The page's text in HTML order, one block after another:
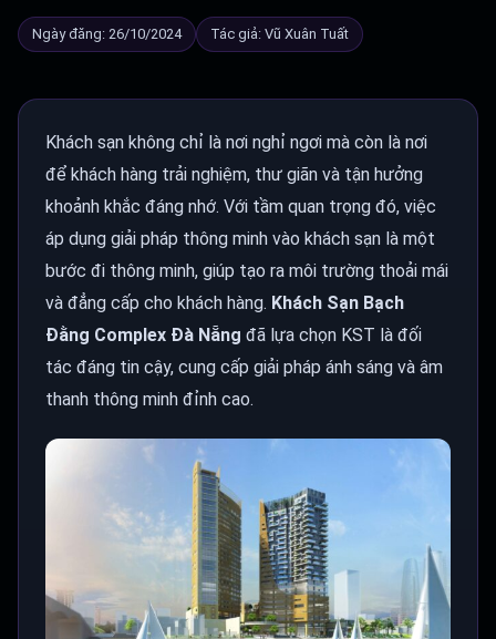
Ngày đăng: 26/10/2024 Tác giả: Vũ Xuân Tuất
Khách sạn không chỉ là nơi nghỉ ngơi mà còn là nơi
để khách hàng trải nghiệm, thư giãn và tận hưởng
khoảnh khắc đáng nhớ. Với tầm quan trọng đó, việc
áp dụng giải pháp thông minh vào khách sạn là một
bước đi thông minh, giúp tạo ra môi trường thoải mái
và đẳng cấp cho khách hàng. Khách Sạn Bạch
Đằng Complex Đà Nẵng đã lựa chọn KST là đối
tác đáng tin cậy, cung cấp giải pháp ánh sáng và âm
thanh thông minh đỉnh cao.